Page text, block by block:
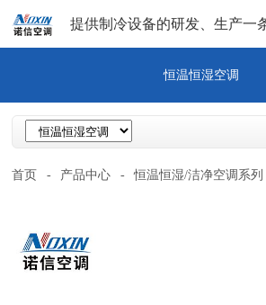
提供制冷设备的研发、生产一
恒温恒湿空调
首页 - 产品中心 - 恒温恒湿/洁净空调系列